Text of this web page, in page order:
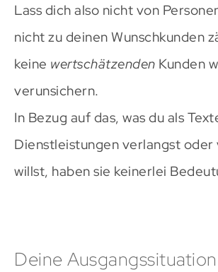
Lass dich also nicht von
nicht zu deinen Wunschkunden
keine wertschätzenden Kunden
verunsichern.
In Bezug auf das, was du als
Dienstleistungen verlangst oder
willst, haben sie keinerlei
Deine Ausgangssituation